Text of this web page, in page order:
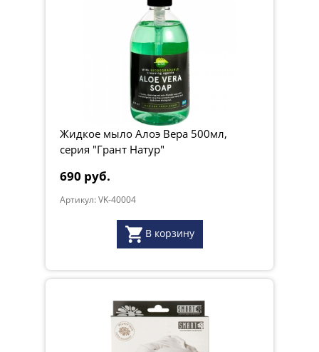
Жидкое мыло Алоэ Вера 500мл,
серия "Грант Натур"
690 руб.
Артикул: VK-40004
В корзину